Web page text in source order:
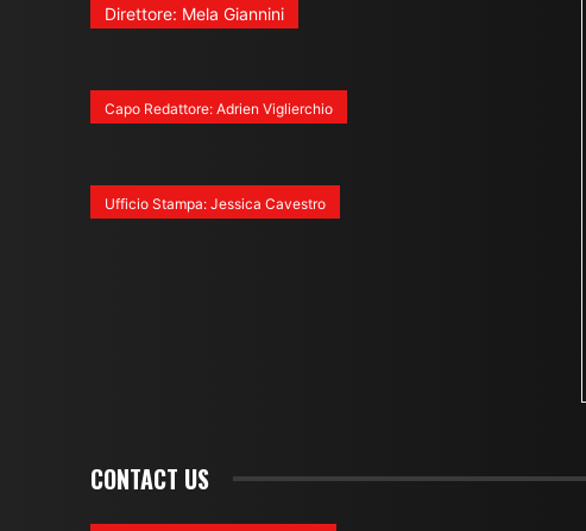
Direttore: Mela Giannini
Capo Redattore: Adrien Viglierchio
Ufficio Stampa: Jessica Cavestro
CONTACT US